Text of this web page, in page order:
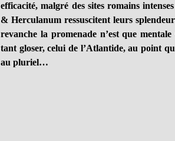
efficacité, malgré des sites romains
& Herculanum ressuscitent leurs
revanche la promenade n’est que
tant gloser, celui de l’Atlantide, au point
au pluriel…